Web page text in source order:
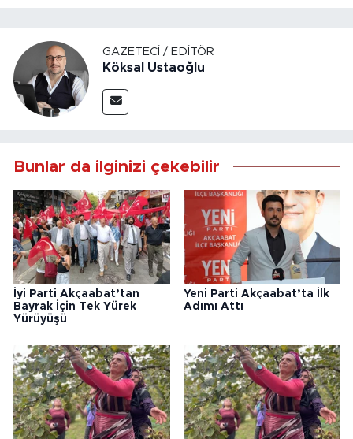
GAZETECI / EDITÖR
Köksal Ustaoğlu
Bunlar da ilginizi çekebilir
İyi Parti Akçaabat’tan
Bayrak İçin Tek Yürek
Yürüyüşü
Yeni Parti Akçaabat’ta İlk
Adımı Attı